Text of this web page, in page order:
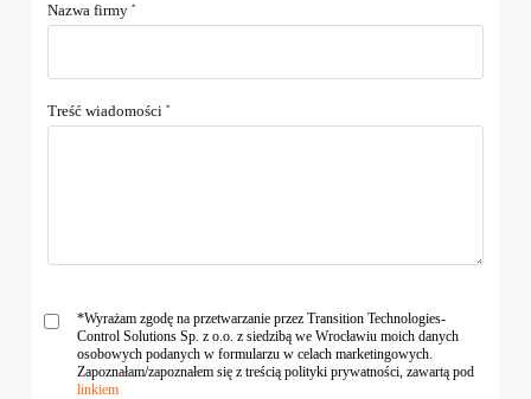
Nazwa firmy*
Treść wiadomości*
*Wyrażam zgodę na przetwarzanie przez Transition Technologies-
Control Solutions Sp. z o.o. z siedzibą we Wrocławiu moich danych
osobowych podanych w formularzu w celach marketingowych.
Zapoznałam/zapoznałem się z treścią polityki prywatności, zawartą pod
linkiem